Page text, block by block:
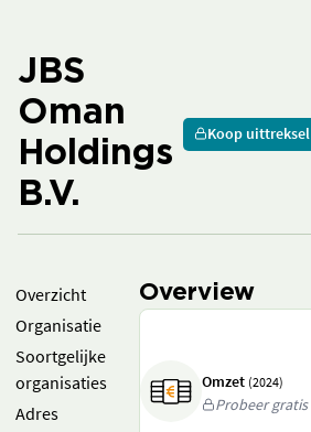
JBS
Oman
Holdings
B.V.
Koop uittreksel
Overzicht
Organisatie
Soortgelijke
organisaties
Adres
Overview
Omzet (2024)
Probeer gratis